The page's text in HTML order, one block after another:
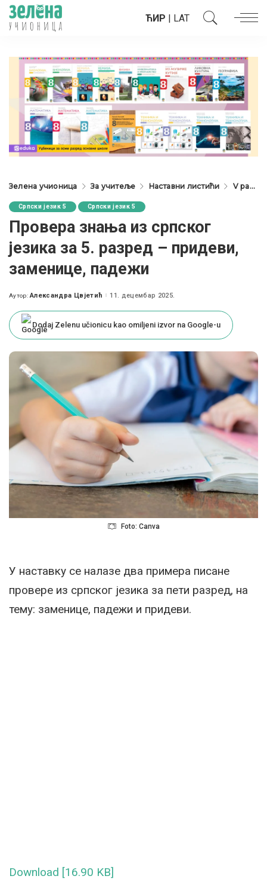
ЋИР | LAT
Зелена учионица За учитеље Наставни листићи V разред
Српски језик 5 Српски језик 5
Провера знања из српског
језика за 5. разред – придеви,
заменице, падежи
Posted
Аутор: Александра Цвјетић 11. децембар 2025.
Dodaj Zelenu učionicu kao omiljeni izvor na Google-u
Foto: Canva
У наставку се налазе два примера писане
провере из српског језика за пети разред, на
тему: заменице, падежи и придеви.
Download [16.90 KB]